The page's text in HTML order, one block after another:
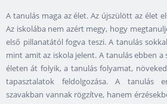
A tanulás maga az élet. Az újszülött az élet
Az iskolába nem azért megy, hogy
első pillanatától fogva teszi. A tanulás
mint amit az iskola jelent. A tanulás ebben a
életen át folyik, a tanulás folyamat,
tapasztalatok feldolgozása. A tanulás
szavakban vannak rögzítve, hanem